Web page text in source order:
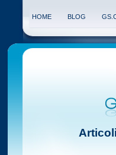
HOME BLOG